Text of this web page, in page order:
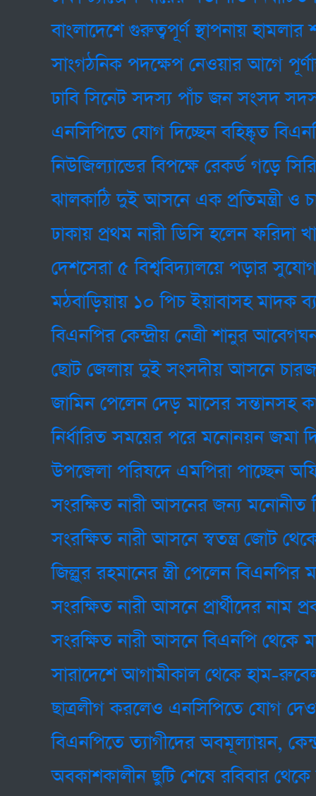
বাংলাদেশে গুরুত্বপূর্ণ স্থাপনায় হামলার
সাংগঠনিক পদক্ষেপ নেওয়ার আগে পূর্ণাঙ্গ
ঢাবি সিনেট সদস্য পাঁচ জন সংসদ
এনসিপিতে যোগ দিচ্ছেন বহিষ্কৃত বিএনপি
নিউজিল্যান্ডের বিপক্ষে রেকর্ড গড়ে সিরিজ
ঝালকাঠি দুই আসনে এক প্রতিমন্ত্রী ও চার
ঢাকায় প্রথম নারী ডিসি হলেন ফরিদা খানম
দেশসেরা ৫ বিশ্ববিদ্যালয়ে পড়ার সুযোগ
মঠবাড়িয়ায় ১০ পিচ ইয়াবাসহ মাদক
বিএনপির কেন্দ্রীয় নেত্রী শানুর আবেগঘন
ছোট জেলায় দুই সংসদীয় আসনে চারজন
জামিন পেলেন দেড় মাসের সন্তানসহ
নির্ধারিত সময়ের পরে মনোনয়ন জমা
উপজেলা পরিষদে এমপিরা পাচ্ছেন অফিস
সংরক্ষিত নারী আসনের জন্য মনোনীত
সংরক্ষিত নারী আসনে স্বতন্ত্র জোট থেকে
জিল্লুর রহমানের স্ত্রী পেলেন বিএনপির
সংরক্ষিত নারী আসনে প্রার্থীদের নাম
সংরক্ষিত নারী আসনে বিএনপি থেকে
সারাদেশে আগামীকাল থেকে হাম-রুবেলার
ছাত্রলীগ করলেও এনসিপিতে যোগ দেওয়া
বিএনপিতে ত্যাগীদের অবমূল্যায়ন, কেন্দ্র
অবকাশকালীন ছুটি শেষে রবিবার থেকে